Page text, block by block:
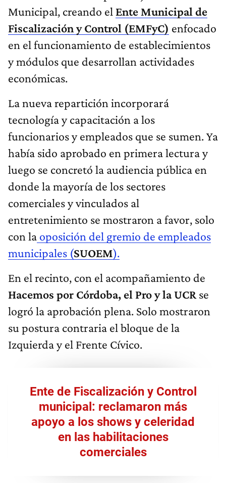
Municipal, creando el Ente Municipal de
Fiscalización y Control (EMFyC) enfocado
en el funcionamiento de establecimientos
y módulos que desarrollan actividades
económicas.
La nueva repartición incorporará
tecnología y capacitación a los
funcionarios y empleados que se sumen. Ya
había sido aprobado en primera lectura y
luego se concretó la audiencia pública en
donde la mayoría de los sectores
comerciales y vinculados al
entretenimiento se mostraron a favor, solo
con la oposición del gremio de empleados
municipales (SUOEM).
En el recinto, con el acompañamiento de
Hacemos por Córdoba, el Pro y la UCR se
logró la aprobación plena. Solo mostraron
su postura contraria el bloque de la
Izquierda y el Frente Cívico.
Ente de Fiscalización y Control
municipal: reclamaron más
apoyo a los shows y celeridad
en las habilitaciones
comerciales